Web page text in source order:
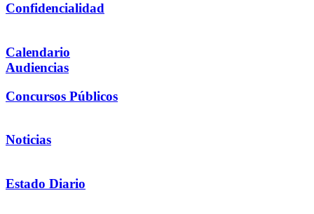
Confidencialidad
Calendario
Audiencias
Concursos Públicos
Noticias
Estado Diario